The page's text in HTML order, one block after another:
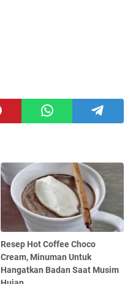
Resep Hot Coffee Choco
Cream, Minuman Untuk
Hangatkan Badan Saat Musim